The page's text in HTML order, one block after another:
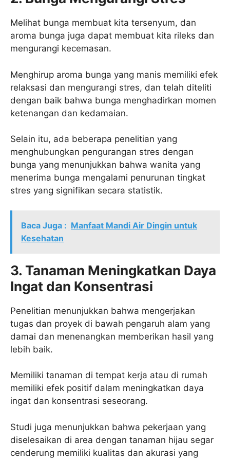
Melihat bunga membuat kita tersenyum, dan
aroma bunga juga dapat membuat kita rileks dan
mengurangi kecemasan.
Menghirup aroma bunga yang manis memiliki efek
relaksasi dan mengurangi stres, dan telah diteliti
dengan baik bahwa bunga menghadirkan momen
ketenangan dan kedamaian.
Selain itu, ada beberapa penelitian yang
menghubungkan pengurangan stres dengan
bunga yang menunjukkan bahwa wanita yang
menerima bunga mengalami penurunan tingkat
stres yang signifikan secara statistik.
Baca Juga : Manfaat Mandi Air Dingin untuk
Kesehatan
3. Tanaman Meningkatkan Daya
Ingat dan Konsentrasi
Penelitian menunjukkan bahwa mengerjakan
tugas dan proyek di bawah pengaruh alam yang
damai dan menenangkan memberikan hasil yang
lebih baik.
Memiliki tanaman di tempat kerja atau di rumah
memiliki efek positif dalam meningkatkan daya
ingat dan konsentrasi seseorang.
Studi juga menunjukkan bahwa pekerjaan yang
diselesaikan di area dengan tanaman hijau segar
cenderung memiliki kualitas dan akurasi yang